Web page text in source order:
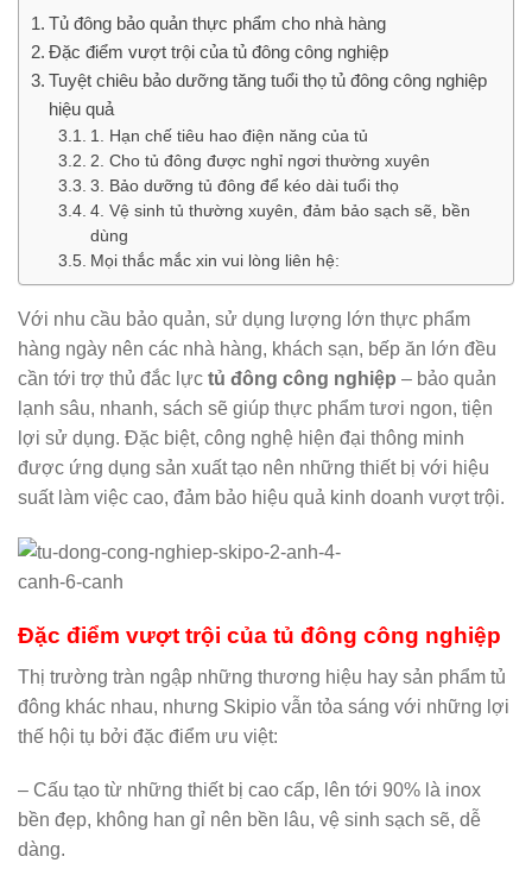
Tủ đông bảo quản thực phẩm cho nhà hàng
Đặc điểm vượt trội của tủ đông công nghiệp
Tuyệt chiêu bảo dưỡng tăng tuổi thọ tủ đông công nghiệp
hiệu quả
1. Hạn chế tiêu hao điện năng của tủ
2. Cho tủ đông được nghỉ ngơi thường xuyên
3. Bảo dưỡng tủ đông để kéo dài tuổi thọ
4. Vệ sinh tủ thường xuyên, đảm bảo sạch sẽ, bền
dùng
Mọi thắc mắc xin vui lòng liên hệ:
Với nhu cầu bảo quản, sử dụng lượng lớn thực phẩm
hàng ngày nên các nhà hàng, khách sạn, bếp ăn lớn đều
cần tới trợ thủ đắc lực tủ đông công nghiệp – bảo quản
lạnh sâu, nhanh, sách sẽ giúp thực phẩm tươi ngon, tiện
lợi sử dụng. Đặc biệt, công nghệ hiện đại thông minh
được ứng dụng sản xuất tạo nên những thiết bị với hiệu
suất làm việc cao, đảm bảo hiệu quả kinh doanh vượt trội.
Đặc điểm vượt trội của tủ đông công nghiệp
Thị trường tràn ngập những thương hiệu hay sản phẩm tủ
đông khác nhau, nhưng Skipio vẫn tỏa sáng với những lợi
thế hội tụ bởi đặc điểm ưu việt:
– Cấu tạo từ những thiết bị cao cấp, lên tới 90% là inox
bền đẹp, không han gỉ nên bền lâu, vệ sinh sạch sẽ, dễ
dàng.